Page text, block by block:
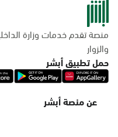
منصة تقدم خدمات وزارة
والزوار
حمل تطبيق أبشر
عن منصة أبشر